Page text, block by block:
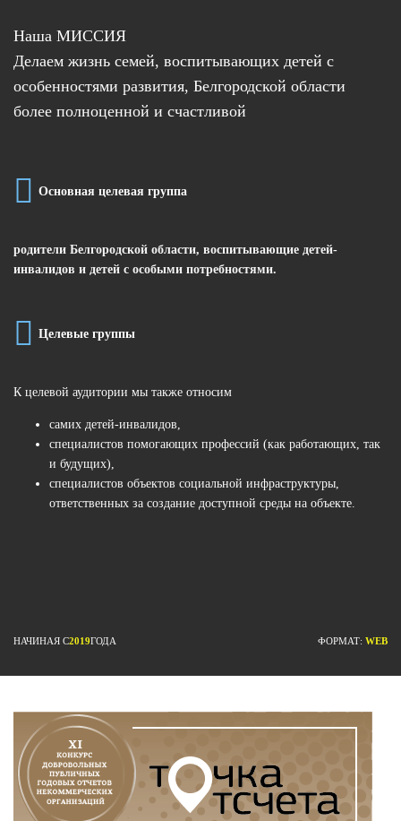
Наша МИССИЯ
Делаем жизнь семей, воспитывающих детей с
особенностями развития, Белгородской области
более полноценной и счастливой
Основная целевая группа
родители Белгородской области, воспитывающие детей-
инвалидов и детей с особыми потребностями.
Целевые группы
К целевой аудитории мы также относим
самих детей-инвалидов,
специалистов помогающих профессий (как работающих, так
и будущих),
специалистов объектов социальной инфраструктуры,
ответственных за создание доступной среды на объекте.
ФОРМАТ: WEB
НАЧИНАЯ С2019ГОДА